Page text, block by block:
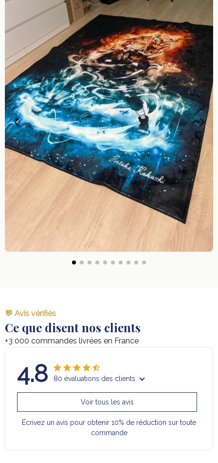
💬 Avis vérifiés
Ce que disent nos clients
+3 000 commandes livrées en France
4.8 80 évaluations des clients
Voir tous les avis
Écrivez un avis pour obtenir 10% de réduction sur toute
commande